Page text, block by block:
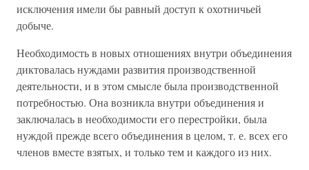
исключения имели бы равный доступ к охотничьей
добыче.
Необходимость в новых отношениях внутри объединения
диктовалась нуждами развития производственной
деятельности, и в этом смысле была производственной
потребностью. Она возникла внутри объединения и
заключалась в необходимости его перестройки, была
нуждой прежде всего объединения в целом, т. е. всех его
членов вместе взятых, и только тем и каждого из них.